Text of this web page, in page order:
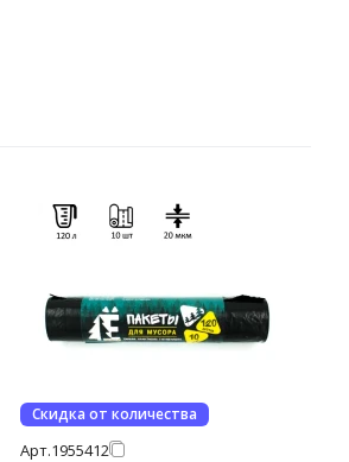
Скидка от количества
Арт.1955412